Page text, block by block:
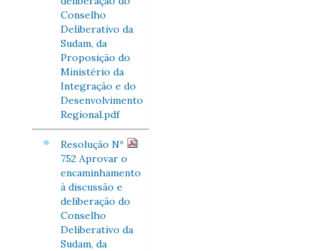
Conselho
Deliberativo da
Sudam, da
Proposição do
Ministério da
Integração e do
Desenvolvimento
Regional.pdf
Resolução Nº
752 Aprovar o
encaminhamento
à discussão e
deliberação do
Conselho
Deliberativo da
Sudam, da